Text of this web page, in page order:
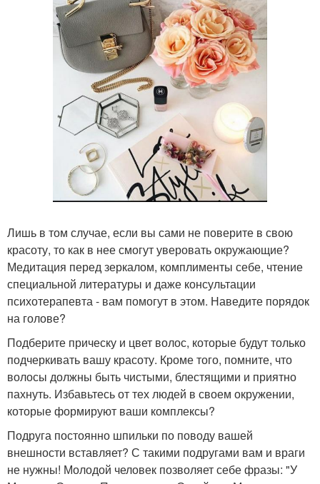
Лишь в том случае, если вы сами не поверите в свою
красоту, то как в нее смогут уверовать окружающие?
Медитация перед зеркалом, комплименты себе, чтение
специальной литературы и даже консультации
психотерапевта - вам помогут в этом. Наведите порядок
на голове?
Подберите прическу и цвет волос, которые будут только
подчеркивать вашу красоту. Кроме того, помните, что
волосы должны быть чистыми, блестящими и приятно
пахнуть. Избавьтесь от тех людей в своем окружении,
которые формируют ваши комплексы?
Подруга постоянно шпильки по поводу вашей
внешности вставляет? С такими подругами вам и враги
не нужны! Молодой человек позволяет себе фразы: "У